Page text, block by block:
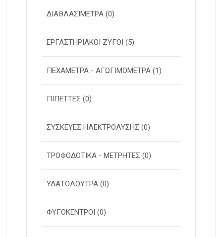
ΔΙΑΘΛΑΣΙΜΕΤΡΑ (0)
ΕΡΓΑΣΤΗΡΙΑΚΟΙ ΖΥΓΟΙ (5)
ΠΕΧΑΜΕΤΡΑ - ΑΓΩΓΙΜΟΜΕΤΡΑ (1)
ΠΙΠΕΤΤΕΣ (0)
ΣΥΣΚΕΥΕΣ ΗΛΕΚΤΡΟΛΥΣΗΣ (0)
ΤΡΟΦΟΔΟΤΙΚΑ - ΜΕΤΡΗΤΕΣ (0)
ΥΔΑΤΟΛΟΥΤΡΑ (0)
ΦΥΓΟΚΕΝΤΡΟΙ (0)